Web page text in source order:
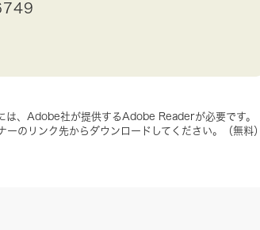
は、Adobe社が提供するAdobe Readerが必要です。
のリンク先からダウンロードしてください。（無料）